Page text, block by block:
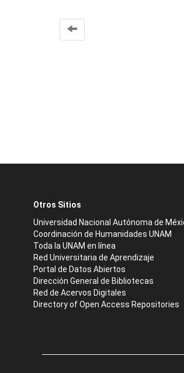
Otros Sitios
Universidad Nacional Autónoma de
Coordinación de Humanidades UNAM
Toda la UNAM en línea
Red Universitaria de Aprendizaje
Portal de Datos Abiertos
Dirección General de Bibliotecas
Red de Acervos Digitales
Directory of Open Access Repositories